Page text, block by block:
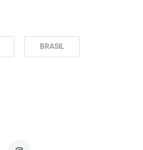
BRASIL